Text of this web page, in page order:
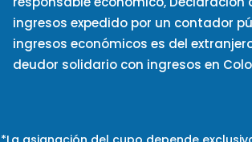
ingresos expedido por un contador
ingresos económicos es del
deudor solidario con ingresos en